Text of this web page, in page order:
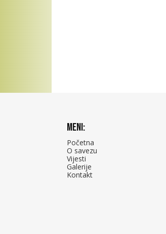
Meni:
Početna
O savezu
Vijesti
Galerije
Kontakt